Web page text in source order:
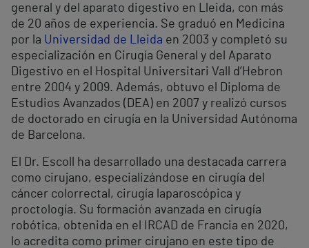
general y del aparato digestivo en Lleida, con más
de 20 años de experiencia. Se graduó en Medicina
por la Universidad de Lleida en 2003 y completó su
especialización en Cirugía General y del Aparato
Digestivo en el Hospital Universitari Vall d’Hebron
entre 2004 y 2009. Además, obtuvo el Diploma de
Estudios Avanzados (DEA) en 2007 y realizó cursos
de doctorado en cirugía en la Universidad Autónoma
de Barcelona.
El Dr. Escoll ha desarrollado una destacada carrera
como cirujano, especializándose en cirugía del
cáncer colorrectal, cirugía laparoscópica y
proctología. Su formación avanzada en cirugía
robótica, obtenida en el IRCAD de Francia en 2020,
lo acredita como primer cirujano en este tipo de